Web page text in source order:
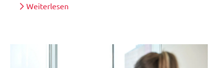
Weiterlesen